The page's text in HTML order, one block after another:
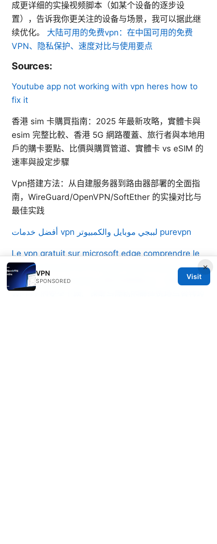
成更详细的实操视频脚本（如某个设备的逐步设
置），告诉我你更关注的设备与场景，我可以据此继
续优化。 大陆可用的免费vpn：在中国可用的免费
VPN、隐私保护、速度对比与使用要点
Sources:
Youtube app not working with vpn heres how to
fix it
香港 sim 卡購買指南：2025 年最新攻略，實體卡與
esim 完整比較、香港 5G 網路覆蓋、旅行者與本地用
戶的購卡要點、比價與購買管道、實體卡 vs eSIM 的
速率與設定步驟
Vpn搭建方法：从自建服务器到路由器部署的全面指
南，WireGuard/OpenVPN/SoftEther 的实操对比与
最佳实践
أفضل خدمات vpn لببجي موبايل والكمبيوتر purevpn
Le vpn gratuit sur microsoft edge comprendre le
reseau securise de microsoft et pourquoi un vrai
vpn est souvent mieux
性价比机场vpn：机场公共
Wi-Fi下的安全上网、速度与隐私的最佳选项与省钱攻
×
VPN
SPONSORED
Visit